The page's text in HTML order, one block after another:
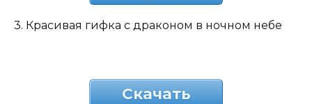
3. Красивая гифка с драконом в ночном небе
Скачать